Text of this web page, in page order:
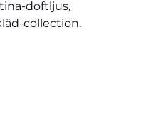
doftljus,
collection.